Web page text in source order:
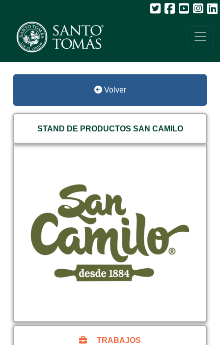
Volver
STAND DE PRODUCTOS SAN CAMILO
TRABAJOS